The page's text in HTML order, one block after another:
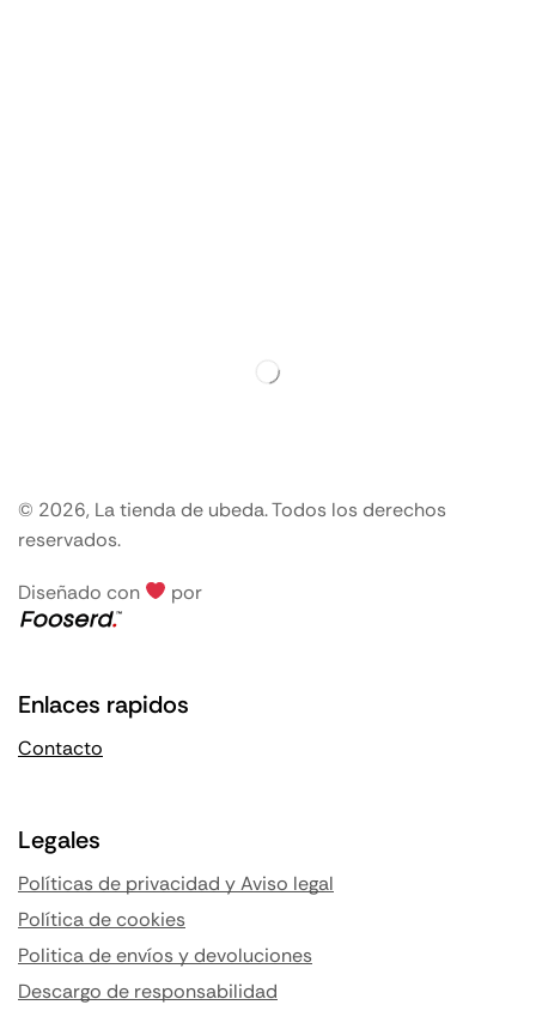
© 2026, La tienda de ubeda. Todos los derechos
reservados.
Diseñado con por
Enlaces rapidos
Contacto
Legales
Políticas de privacidad y Aviso legal
Política de cookies
Politica de envíos y devoluciones
Descargo de responsabilidad